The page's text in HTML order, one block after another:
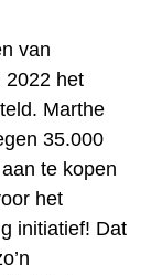
van
2022 het
Marthe
35.000
te kopen
het
initiatief! Dat